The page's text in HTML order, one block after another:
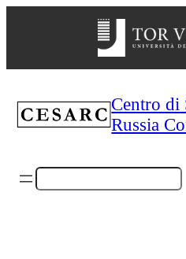
Centro di
Russia
Cerca